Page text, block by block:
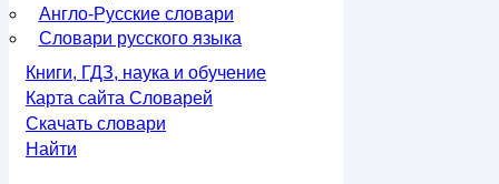
Англо-Русские словари
Словари русского языка
Книги, ГДЗ, наука и обучение
Карта сайта Словарей
Скачать словари
Найти